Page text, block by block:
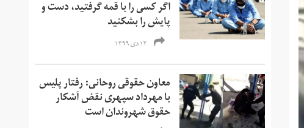
اگر کسی را با قمه گرفتید، دست و
پایش را بشکنید
۱۲ دی ۱۳۹۹
معاون حقوقی روحانی: رفتار پلیس
با مهرداد سپهری نقض آشکار
حقوق شهروندان است